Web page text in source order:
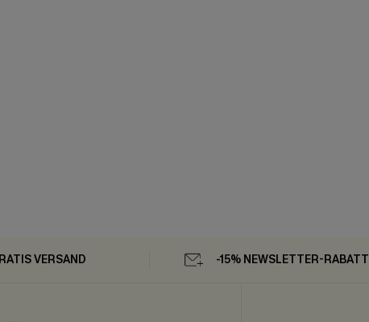
VERSAND -15% NEWSLETTER-RABATT